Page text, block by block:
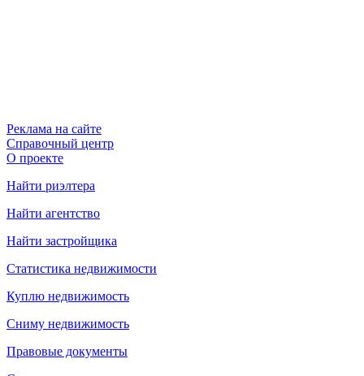
Реклама на сайте
Справочный центр
О проекте
Найти риэлтера
Найти агентство
Найти застройщика
Статистика недвижимости
Куплю недвижимость
Сниму недвижимость
Правовые документы